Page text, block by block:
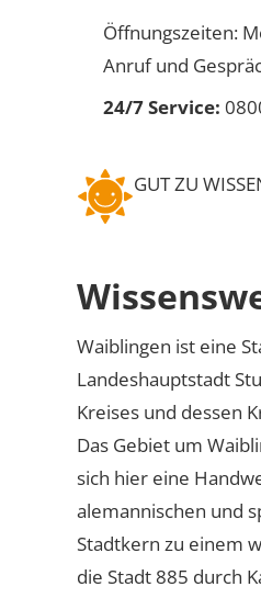
Öffnungszeiten:
Anruf und
24/7 Service:
GUT ZU
Waiblingen ist eine
Landeshauptstadt
Kreises und dessen
Das Gebiet um
sich hier eine
alemannischen und
Stadtkern zu einem
die Stadt 885 durch